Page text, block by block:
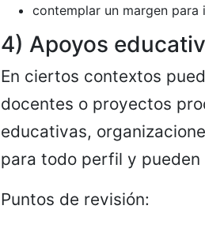
contemplar un margen para
4) Apoyos
En ciertos contextos
docentes o proyectos
educativas,
para todo perfil y
Puntos de revisión: